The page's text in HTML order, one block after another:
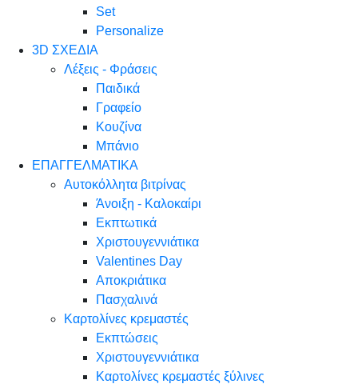
Set
Personalize
3D ΣΧΕΔΙΑ
Λέξεις - Φράσεις
Παιδικά
Γραφείο
Κουζίνα
Μπάνιο
ΕΠΑΓΓΕΛΜΑΤΙΚΑ
Αυτοκόλλητα βιτρίνας
Άνοιξη - Καλοκαίρι
Εκπτωτικά
Χριστουγεννιάτικα
Valentines Day
Αποκριάτικα
Πασχαλινά
Καρτολίνες κρεμαστές
Εκπτώσεις
Χριστουγεννιάτικα
Καρτολίνες κρεμαστές ξύλινες